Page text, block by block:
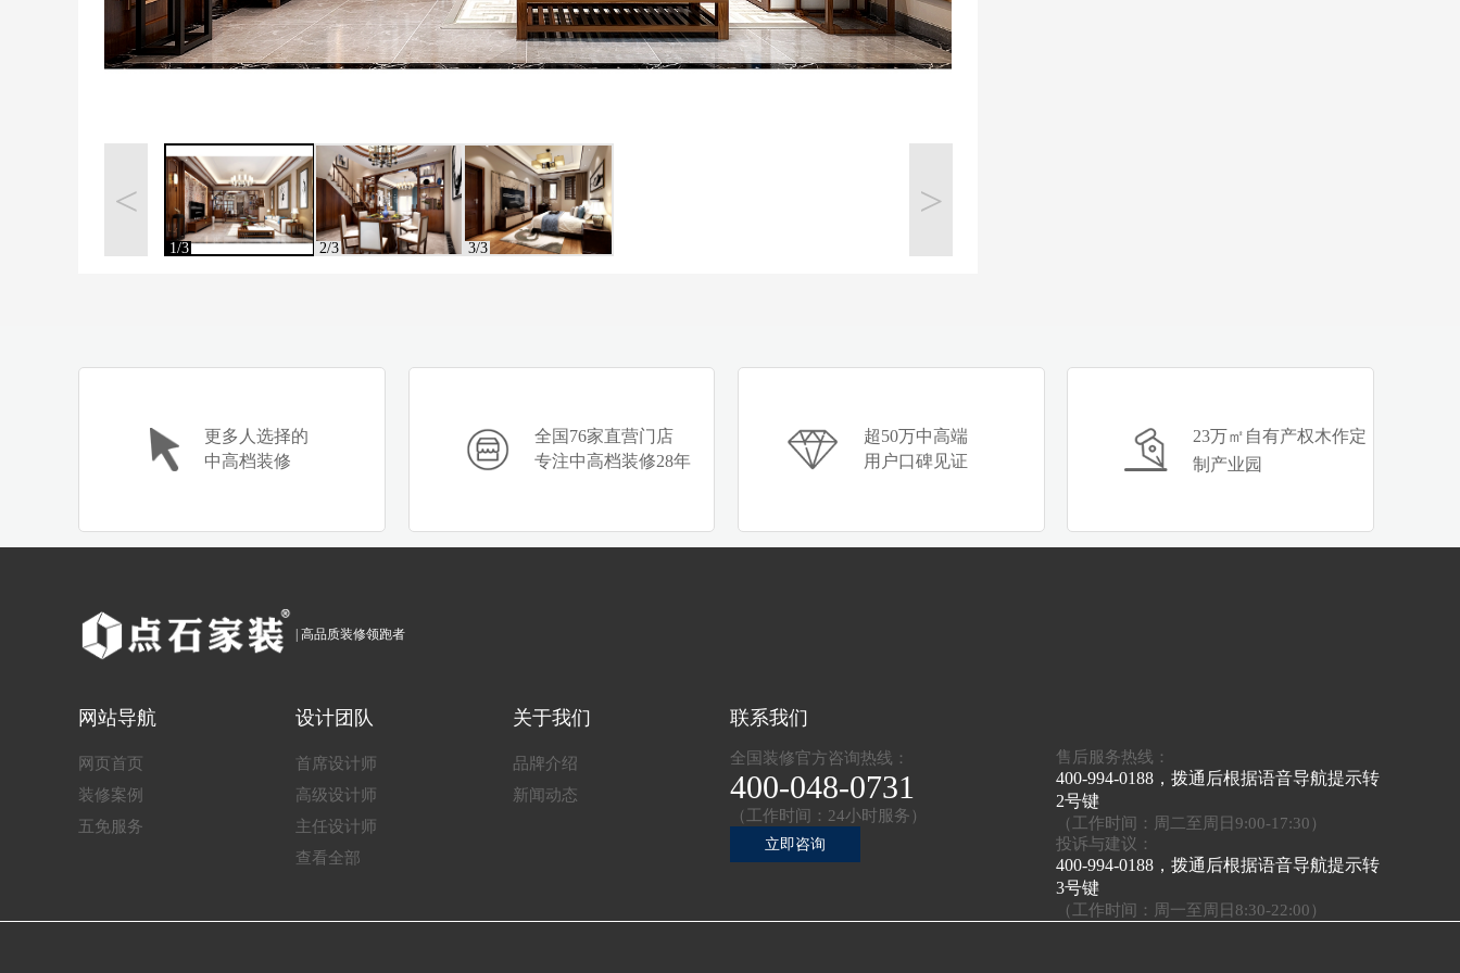
< >
1/3 2/3 3/3
更多人选择的
中高档装修
全国76家直营门店
专注中高档装修28年
超50万中高端
用户口碑见证
23万㎡自有产权木作定
制产业园
| 高品质装修领跑者
网站导航
网页首页
装修案例
五免服务
设计团队
首席设计师
高级设计师
主任设计师
查看全部
关于我们
品牌介绍
新闻动态
联系我们
全国装修官方咨询热线：
400-048-0731
（工作时间：24小时服务）
立即咨询
售后服务热线：
400-994-0188，拨通后根据语音导航提示转
2号键
（工作时间：周二至周日9:00-17:30）
投诉与建议：
400-994-0188，拨通后根据语音导航提示转
3号键
（工作时间：周一至周日8:30-22:00）